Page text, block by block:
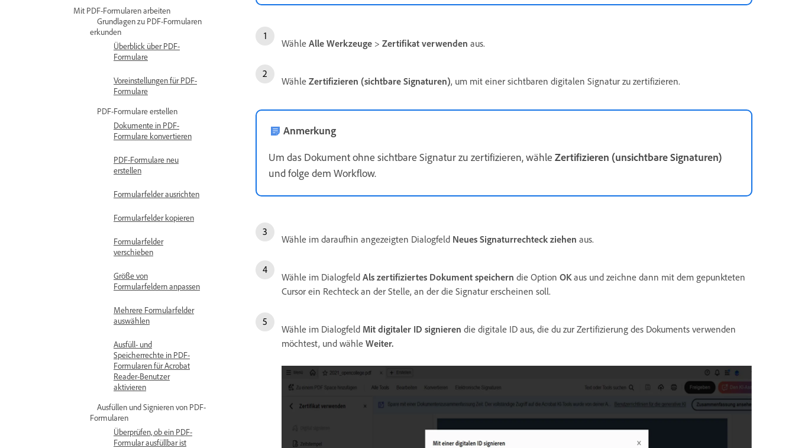
Mit PDF-Formularen arbeiten
Grundlagen zu PDF-Formularen
erkunden
Überblick über PDF-
Formulare
Voreinstellungen für PDF-
Formulare
PDF-Formulare erstellen
Dokumente in PDF-
Formulare konvertieren
PDF-Formulare neu
erstellen
Formularfelder ausrichten
Formularfelder kopieren
Formularfelder
verschieben
Größe von
Formularfeldern anpassen
Mehrere Formularfelder
auswählen
Ausfüll- und
Speicherrechte in PDF-
Formularen für Acrobat
Reader-Benutzer
aktivieren
Ausfüllen und Signieren von PDF-
Formularen
Überprüfen, ob ein PDF-
Formular ausfüllbar ist
Wähle Alle Werkzeuge > Zertifikat verwenden aus.
Wähle Zertifizieren (sichtbare Signaturen), um mit einer sichtbaren digitalen Signatur zu zertifizieren.
Anmerkung
Um das Dokument ohne sichtbare Signatur zu zertifizieren, wähle Zertifizieren (unsichtbare Signaturen)
und folge dem Workflow.
Wähle im daraufhin angezeigten Dialogfeld Neues Signaturrechteck ziehen aus.
Wähle im Dialogfeld Als zertifiziertes Dokument speichern die Option OK aus und zeichne dann mit dem gepunkteten
Cursor ein Rechteck an der Stelle, an der die Signatur erscheinen soll.
Wähle im Dialogfeld Mit digitaler ID signieren die digitale ID aus, die du zur Zertifizierung des Dokuments verwenden
möchtest, und wähle Weiter.